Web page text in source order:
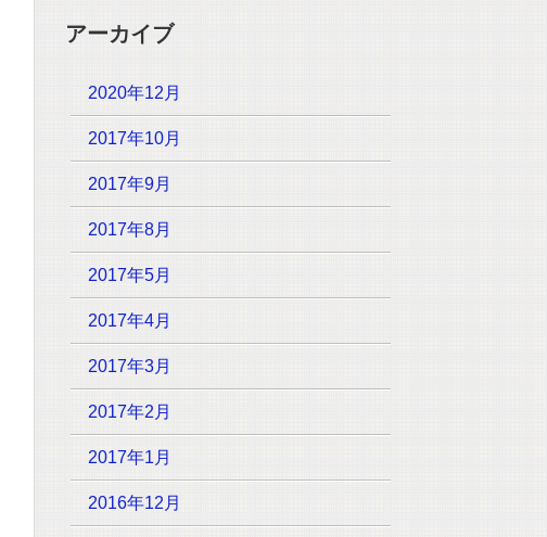
アーカイブ
2020年12月
2017年10月
2017年9月
2017年8月
2017年5月
2017年4月
2017年3月
2017年2月
2017年1月
2016年12月